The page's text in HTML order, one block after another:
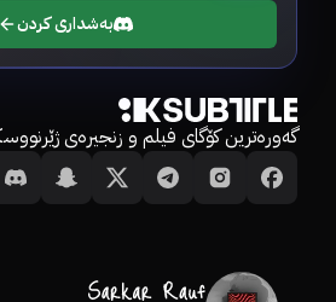
بەشداری کردن
گەورەترین کۆگای فیلم و زنجیرەی